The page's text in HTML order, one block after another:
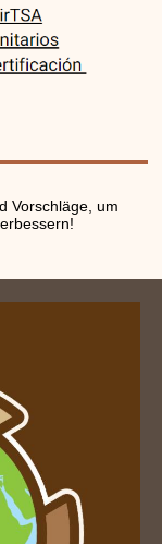
Vorschläge, um